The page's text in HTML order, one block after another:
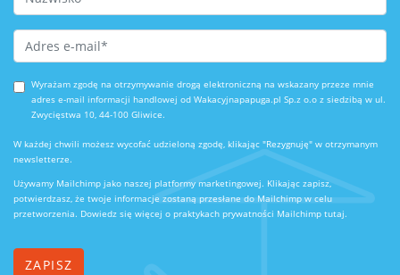
Email Address *
Wyrażam zgodę na otrzymywanie drogą elektroniczną na wskazany przeze mnie
adres e-mail informacji handlowej od Wakacyjnapapuga.pl Sp.z o.o z siedzibą w ul.
Zwycięstwa 10, 44-100 Gliwice.
W każdej chwili możesz wycofać udzieloną zgodę, klikając "Rezygnuję" w otrzymanym
newsletterze.
Używamy Mailchimp jako naszej platformy marketingowej. Klikając zapisz,
potwierdzasz, że twoje informacje zostaną przesłane do Mailchimp w celu
przetworzenia. Dowiedz się więcej o praktykach prywatności Mailchimp tutaj.